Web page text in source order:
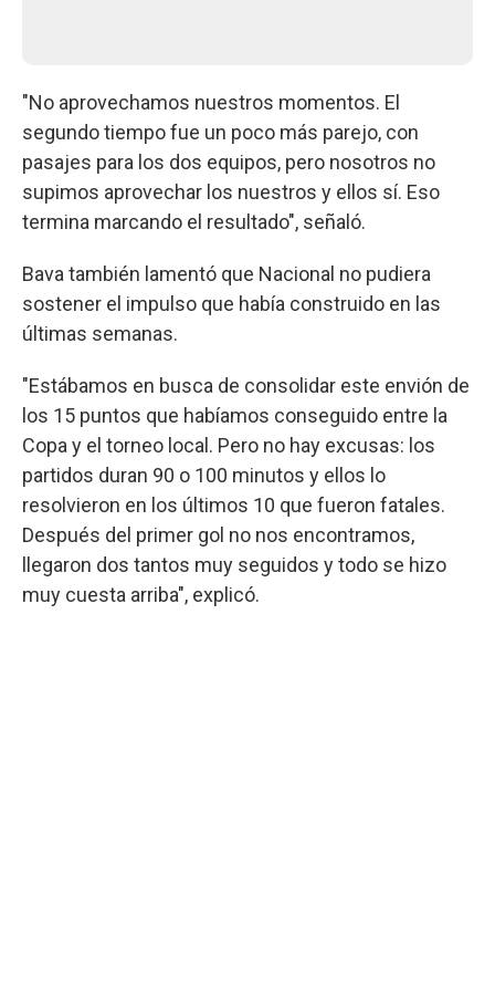
"No aprovechamos nuestros momentos. El
segundo tiempo fue un poco más parejo, con
pasajes para los dos equipos, pero nosotros no
supimos aprovechar los nuestros y ellos sí. Eso
termina marcando el resultado", señaló.
Bava también lamentó que Nacional no pudiera
sostener el impulso que había construido en las
últimas semanas.
"Estábamos en busca de consolidar este envión de
los 15 puntos que habíamos conseguido entre la
Copa y el torneo local. Pero no hay excusas: los
partidos duran 90 o 100 minutos y ellos lo
resolvieron en los últimos 10 que fueron fatales.
Después del primer gol no nos encontramos,
llegaron dos tantos muy seguidos y todo se hizo
muy cuesta arriba", explicó.